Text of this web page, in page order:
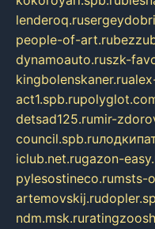
lenderoq.ru
people-of-art.ru
dynamoauto.ruszk-
kingbolenskaner.ru
act1.spb.ru
detsad125.rumir-
council.spb.ru
iclub.net.rugazon-
pylesostineco.rumsts-
artemovskij.ru
ndm.msk.ru